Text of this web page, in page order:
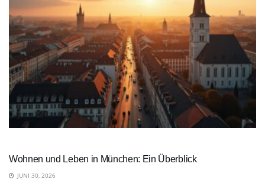
Wohnen und Leben in München: Ein Überblick
JUNI 30, 2026